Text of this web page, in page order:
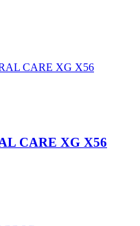
CARE XG X56